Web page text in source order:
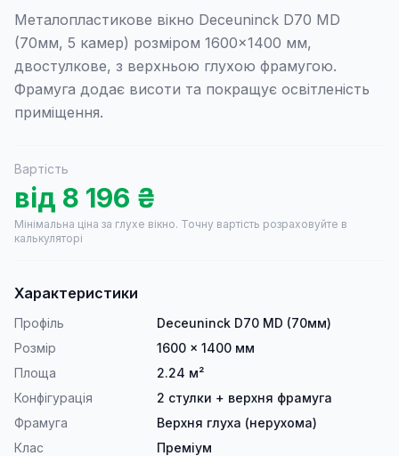
Металопластикове вікно Deceuninck D70 MD
(70мм, 5 камер) розміром 1600×1400 мм,
двостулкове, з верхньою глухою фрамугою.
Фрамуга додає висоти та покращує освітленість
приміщення.
Вартість
від 8 196 ₴
Мінімальна ціна за глухе вікно. Точну вартість розраховуйте в
калькуляторі
Характеристики
Профіль
Deceuninck D70 MD (70мм)
Розмір
1600 × 1400 мм
Площа
2.24 м²
Конфігурація
2 стулки + верхня фрамуга
Фрамуга
Верхня глуха (нерухома)
Клас
Преміум